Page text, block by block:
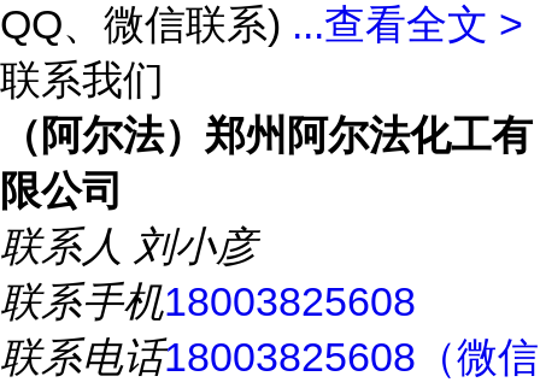
QQ、微信联系) ...查看全文 >
联系我们
（阿尔法）郑州阿尔法化工有
限公司
联系人 刘小彦
联系手机18003825608
联系电话18003825608（微信